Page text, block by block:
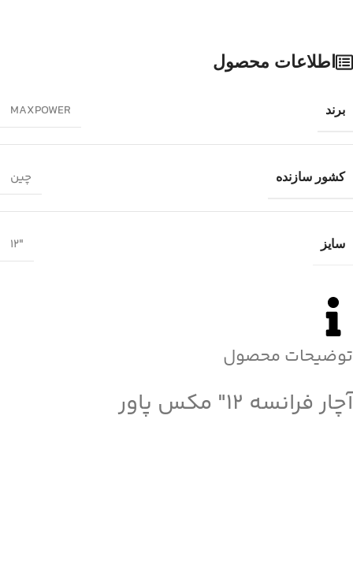
توضیحات محصول
آچار فرانسه 12″ مکس پاور
اطلاعات محصول
برند MAXPOWER
کشور سازنده چین
سایز 12″